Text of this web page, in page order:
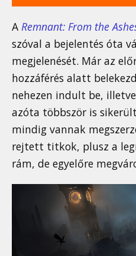
A Remnant: From the
szóval a bejelentés óta
megjelenését. Már az
hozzáférés alatt
nehezen indult be,
azóta többször is
mindig vannak
rejtett titkok, plusz a
rám, de egyelőre